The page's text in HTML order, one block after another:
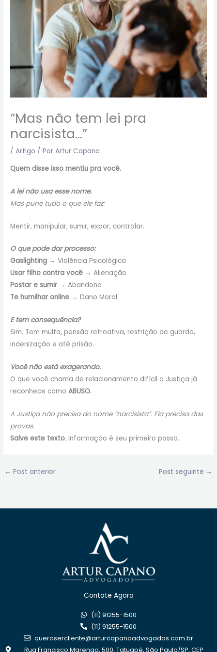
“Mas não tem lei pra
narcisista…”
/Artigo / PorArtur Capano
Quem disse isso mentiu pra você.
A lei não usa esse nome.
Mas pune tudo o que ele faz:
Mentir, manipular, sumir, expor, controlar.
O que pode dar processo:
Gaslighting → Violência Psicológica
Usar filho contra você → Alienação
Postar e sumir → Abandono
Te humilhar online → Dano Moral
E tem consequência?
Sim. Tem multa, pensão retroativa, restrição de guarda,
indenização e até prisão.
Você não está exagerando.
O que você chama de relacionamento difícil a Justiça já
reconhece comoABUSO.
A Justiça não precisa do nome “narcisista”. Ela precisa das
provas.
Salve este texto. Informação é seu primeiro passo.
← Post anterior Post seguinte →
Contate Agora
(11) 91255-1500
(11) 91255-1500
querosercliente@arturcapanoadvogados.com.br
Rua Francisco Marengo, 500, Tatuapé, São Paulo/SP, CEP